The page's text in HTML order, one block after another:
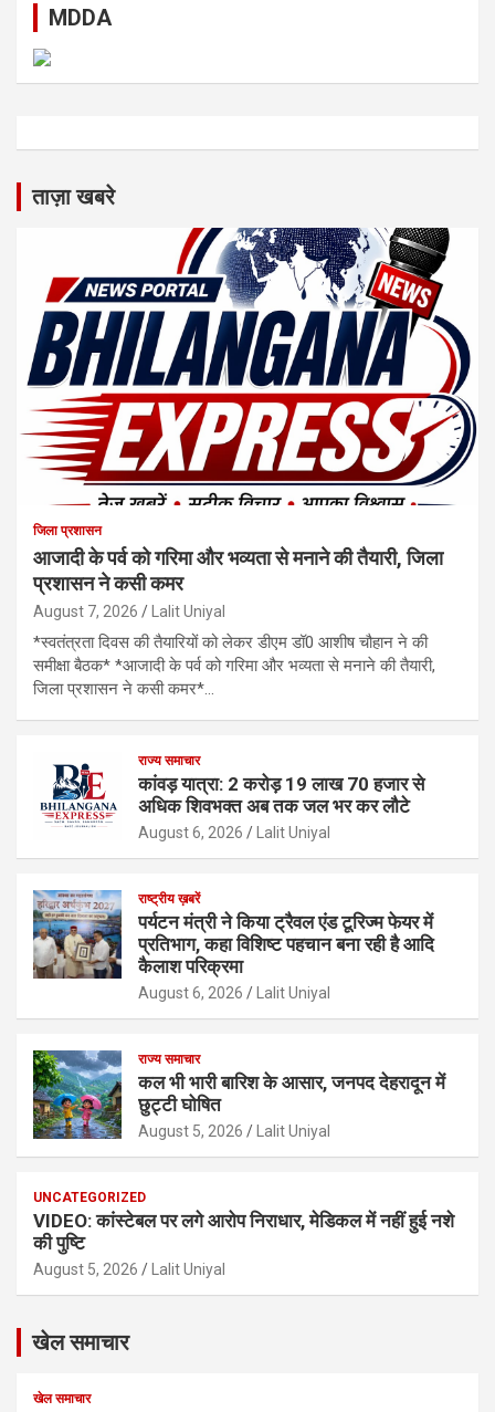
MDDA
ताज़ा खबरे
जिला प्रशासन
आजादी के पर्व को गरिमा और भव्यता से मनाने की तैयारी, जिला
प्रशासन ने कसी कमर
August 7, 2026 Lalit Uniyal
*स्वतंत्रता दिवस की तैयारियों को लेकर डीएम डॉ0 आशीष चौहान ने की
समीक्षा बैठक* *आजादी के पर्व को गरिमा और भव्यता से मनाने की तैयारी,
जिला प्रशासन ने कसी कमर*…
राज्य समाचार
कांवड़ यात्रा: 2 करोड़ 19 लाख 70 हजार से
अधिक शिवभक्त अब तक जल भर कर लौटे
August 6, 2026 Lalit Uniyal
राष्ट्रीय ख़बरें
पर्यटन मंत्री ने किया ट्रैवल एंड टूरिज्म फेयर में
प्रतिभाग, कहा विशिष्ट पहचान बना रही है आदि
कैलाश परिक्रमा
August 6, 2026 Lalit Uniyal
राज्य समाचार
कल भी भारी बारिश के आसार, जनपद देहरादून में
छुट्टी घोषित
August 5, 2026 Lalit Uniyal
UNCATEGORIZED
VIDEO: कांस्टेबल पर लगे आरोप निराधार, मेडिकल में नहीं हुई नशे
की पुष्टि
August 5, 2026 Lalit Uniyal
खेल समाचार
खेल समाचार